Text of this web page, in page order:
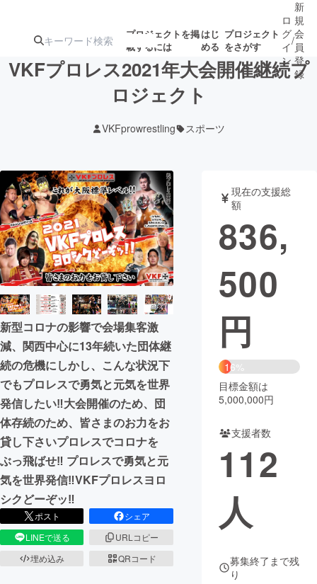
プロジェクトを掲
載するには
はじ
める
プロジェクト
をさがす
ジェクト
ロジェクト
アート・写真 音楽
テクノロジー・ガジェット ゲーム・サ
映像・映画
ビジネス・起業
まちづくり・地域活性化
CAMPFIRE for Social Good
CAMPFIRE Creation
CAMPFIREふるさと納税machi-ya コミュニティ
ロ
グ
イ
ン
/
新
規
会
員
登
録
VKFプロレス2021年大会開催継続プ
ロジェクト
VKFprowrestling スポーツ
新型コロナの影響で会場集客激
減、関西中心に13年続いた団体継
続の危機にしかし、こんな状況下
でもプロレスで勇気と元気を世界
発信したい‼大会開催のため、団
体存続のため、皆さまのお力をお
貸し下さいプロレスでコロナを
ぶっ飛ばせ‼ プロレスで勇気と元
気を世界発信‼VKFプロレスヨロ
シクどーぞッ‼
ポスト
シェア
LINEで送る
URLコピー
埋め込み
QRコード
現在の支援総
額
836,
500
円
16%
目標金額は
5,000,000円
支援者数
112
人
募集終了まで残
り